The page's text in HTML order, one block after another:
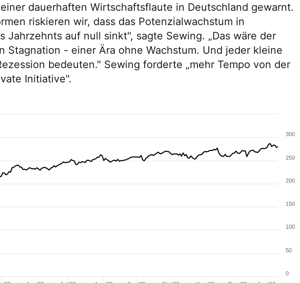
dauerhaften Wirtschaftsflaute in Deutschland gewarnt.
riskieren wir, dass das Potenzialwachstum in
Jahrzehnts auf null sinkt", sagte Sewing. „Das wäre der
Stagnation - einer Ära ohne Wachstum. Und jeder kleine
bedeuten." Sewing forderte „mehr Tempo von der
Initiative".
0
50
100
150
200
250
300